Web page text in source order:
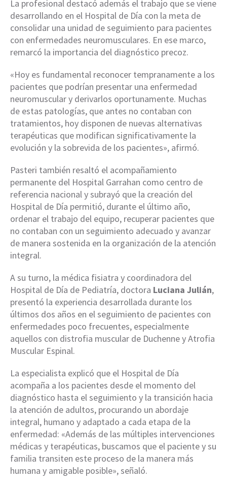
La profesional destacó además el trabajo que se viene
desarrollando en el Hospital de Día con la meta de
consolidar una unidad de seguimiento para pacientes
con enfermedades neuromusculares. En ese marco,
remarcó la importancia del diagnóstico precoz.
«Hoy es fundamental reconocer tempranamente a los
pacientes que podrían presentar una enfermedad
neuromuscular y derivarlos oportunamente. Muchas
de estas patologías, que antes no contaban con
tratamientos, hoy disponen de nuevas alternativas
terapéuticas que modifican significativamente la
evolución y la sobrevida de los pacientes», afirmó.
Pasteri también resaltó el acompañamiento
permanente del Hospital Garrahan como centro de
referencia nacional y subrayó que la creación del
Hospital de Día permitió, durante el último año,
ordenar el trabajo del equipo, recuperar pacientes que
no contaban con un seguimiento adecuado y avanzar
de manera sostenida en la organización de la atención
integral.
A su turno, la médica fisiatra y coordinadora del
Hospital de Día de Pediatría, doctora Luciana Julián,
presentó la experiencia desarrollada durante los
últimos dos años en el seguimiento de pacientes con
enfermedades poco frecuentes, especialmente
aquellos con distrofia muscular de Duchenne y Atrofia
Muscular Espinal.
La especialista explicó que el Hospital de Día
acompaña a los pacientes desde el momento del
diagnóstico hasta el seguimiento y la transición hacia
la atención de adultos, procurando un abordaje
integral, humano y adaptado a cada etapa de la
enfermedad: «Además de las múltiples intervenciones
médicas y terapéuticas, buscamos que el paciente y su
familia transiten este proceso de la manera más
humana y amigable posible», señaló.